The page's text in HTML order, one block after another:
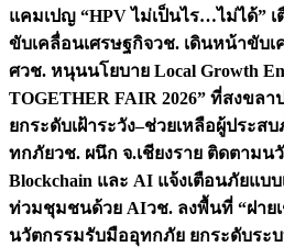
แคมเปญ “HPV ไม่เป็นไร…ไม่ได้”
ขับเคลื่อนเศรษฐกิจวช. เดินหน้าขับ
ศวช. หนุนนโยบาย Local Growth
TOGETHER FAIR 2026” ที่สงขล
ยกระดับเฝ้าระวัง–ช่วยเหลือผู้ประส
ทกภัยวช. ผนึก จ.เชียงราย ติดตาม
Blockchain และ AI แจ้งเตือนภัยแ
ท่วมชุมชนด้วย AIวช. ลงพื้นที่ “ฝาย
นวัตกรรมรับมืออุทกภัย ยกระดับระ